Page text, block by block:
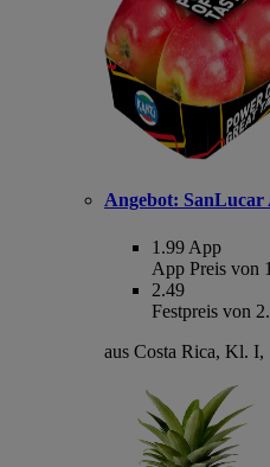
Angebot: SanLucar
1.99 App
App Preis von
2.49
Festpreis von
aus Costa Rica, Kl. I,